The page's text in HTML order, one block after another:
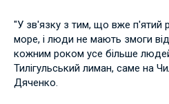
"У зв'язку з тим, що вже п'ятий
море, і люди не мають змоги
кожним роком усе більше
Тилігульський лиман, саме на
Дяченко.